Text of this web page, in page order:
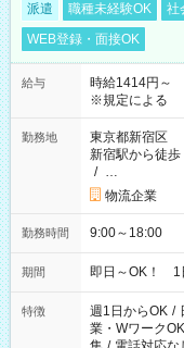
派遣 職種未経験OK 社
WEB登録・面接OK
給与
時給1414円～
※規定による
勤務地
東京都新宿区
新宿駅から徒歩
/ …
物流企業
勤務時間 9:00～18:00
期間 即日～OK！ 1
特徴 週1日からOK /
業・WワークOK